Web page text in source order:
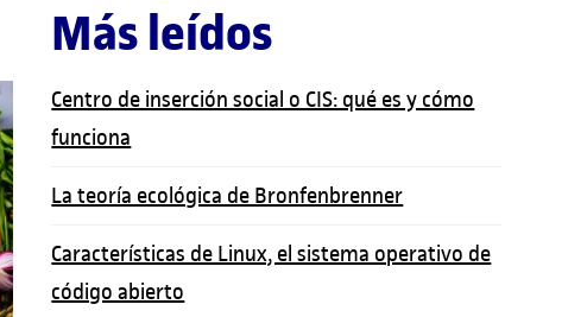
Más leídos
Centro de inserción social o CIS: qué es y cómo
funciona
La teoría ecológica de Bronfenbrenner
Características de Linux, el sistema operativo de
código abierto